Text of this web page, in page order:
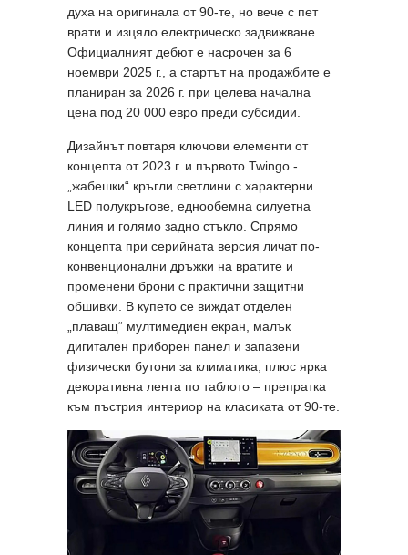
духа на оригинала от 90-те, но вече с пет
врати и изцяло електрическо задвижване.
Официалният дебют е насрочен за 6
ноември 2025 г., а стартът на продажбите е
планиран за 2026 г. при целева начална
цена под 20 000 евро преди субсидии.
Дизайнът повтаря ключови елементи от
концепта от 2023 г. и първото Twingo -
„жабешки“ кръгли светлини с характерни
LED полукръгове, еднообемна силуетна
линия и голямо задно стъкло. Спрямо
концепта при серийната версия личат по-
конвенционални дръжки на вратите и
променени брони с практични защитни
обшивки. В купето се виждат отделен
„плаващ“ мултимедиен екран, малък
дигитален приборен панел и запазени
физически бутони за климатика, плюс ярка
декоративна лента по таблото – препратка
към пъстрия интериор на класиката от 90-те.